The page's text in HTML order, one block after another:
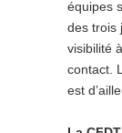
équipes
des trois
visibilité
contact.
est